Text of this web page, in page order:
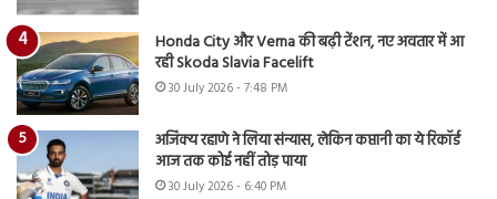
Honda City और Verna की बढ़ी टेंशन, नए अवतार में आ
रही Skoda Slavia Facelift
30 July 2026 - 7:48 PM
अजिंक्य रहाणे ने लिया संन्यास, लेकिन कप्तानी का ये रिकॉर्ड
आज तक कोई नहीं तोड़ पाया
30 July 2026 - 6:40 PM